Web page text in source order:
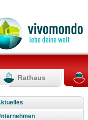
Rathaus